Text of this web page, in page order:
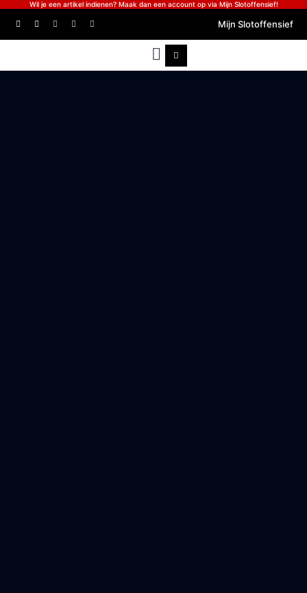
Wil je een artikel indienen? Maak dan een account op via Mijn Slotoffensief!
Mijn Slotoffensief